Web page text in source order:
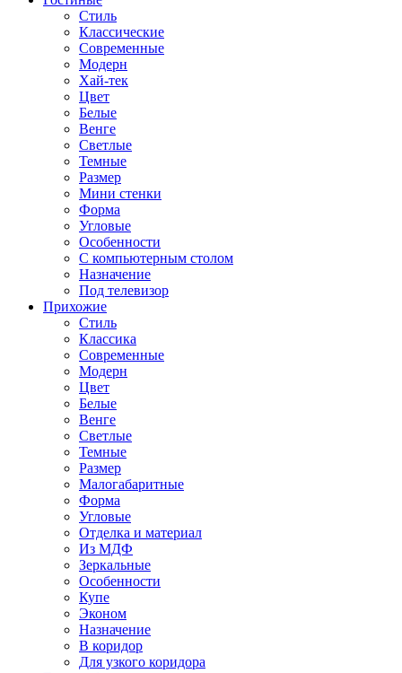
Стиль
Классические
Современные
Модерн
Хай-тек
Цвет
Белые
Венге
Светлые
Темные
Размер
Мини стенки
Форма
Угловые
Особенности
С компьютерным столом
Назначение
Под телевизор
Прихожие
Стиль
Классика
Современные
Модерн
Цвет
Белые
Венге
Светлые
Темные
Размер
Малогабаритные
Форма
Угловые
Отделка и материал
Из МДФ
Зеркальные
Особенности
Купе
Эконом
Назначение
В коридор
Для узкого коридора